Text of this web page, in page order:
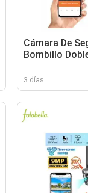
Cámara De
Bombillo
3 días